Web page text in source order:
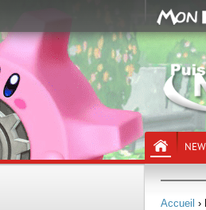
Accueil ›